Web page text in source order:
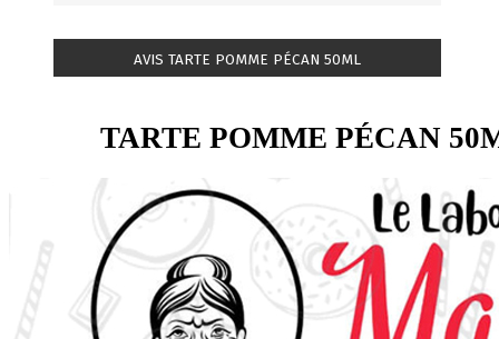
AVIS TARTE POMME PÉCAN 50ML
TARTE POMME PÉCAN